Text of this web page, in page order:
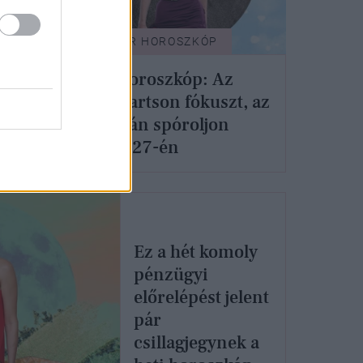
GLAMOUR HOROSZKÓP
Napi horoszkóp: Az
Ikrek tartson fókuszt, az
Oroszlán spóroljon
április 27-én
Ez a hét komoly
pénzügyi
előrelépést jelent
pár
csillagjegynek a